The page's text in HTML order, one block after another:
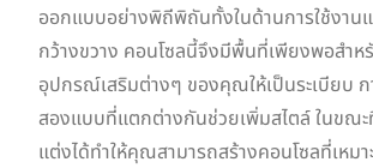
ออกแบบอย่างพิถีพิถันทั้งในด้านการใช้งาน
กว้างขวาง คอนโซลนี้จึงมีพื้นที่เพียงพอสำ
อุปกรณ์เสริมต่างๆ ของคุณให้เป็นระเบียบ
สองแบบที่แตกต่างกันช่วยเพิ่มสไตล์ ในขณะ
แต่งได้ทำให้คุณสามารถสร้างคอนโซลที่เห